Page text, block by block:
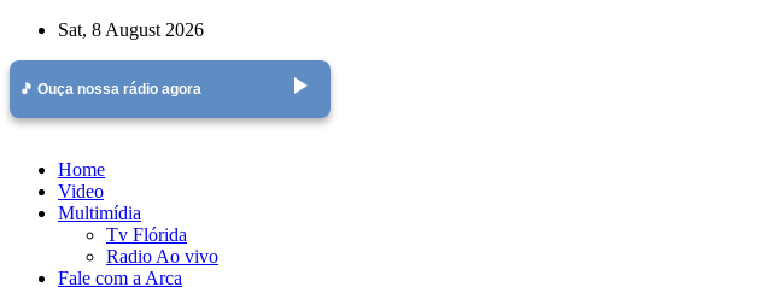
Skip
content
Sat, 8 August 2026
🎵 Ouça nossa rádio agora play_arrow
Home
Video
Multimídia
Tv Flórida
Radio Ao vivo
Fale com a Arca